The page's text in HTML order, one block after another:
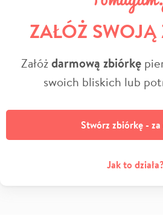
ZAŁÓŻ
Załóżdarmową zbiórkę
swoich bliskich lub
Stwórz zbiórkę -
Jak to działa?